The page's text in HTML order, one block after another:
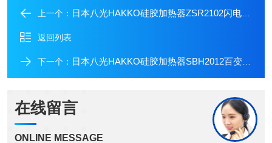
上一个： 日本八光HAKKO硅胶加热器ZSR2102闪电升温甲
返回列表
下一个： 日本八光HAKKO硅胶加热器SBH2012百变热能器
在线留言
ONLINE MESSAGE